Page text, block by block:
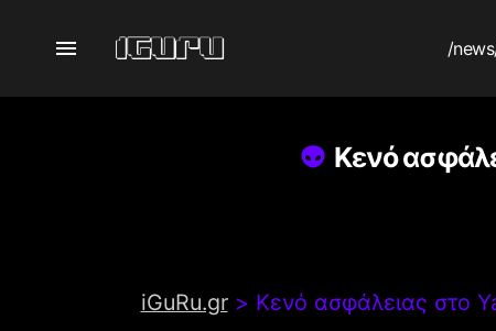
/news
Κενό
iGuRu.gr> Κενό ασφάλειας στο